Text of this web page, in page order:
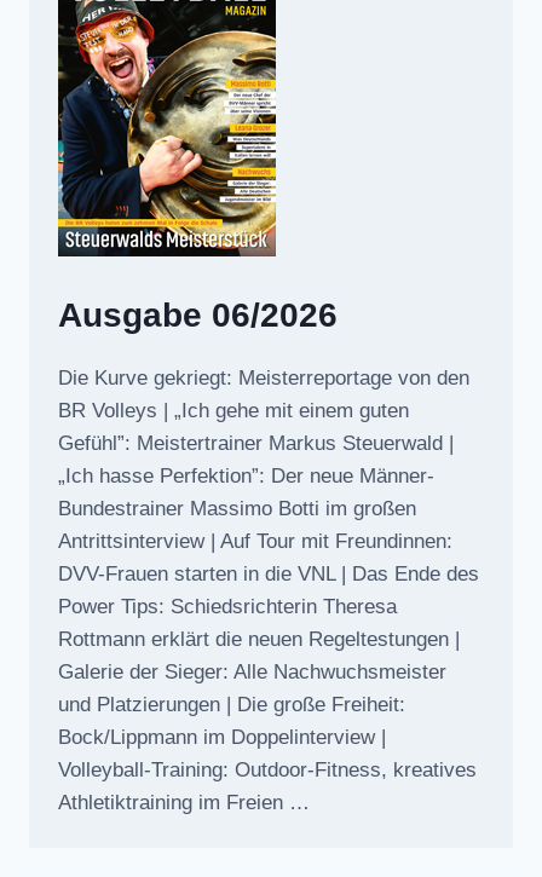
Ausgabe 06/2026
Die Kurve gekriegt: Meisterreportage von den
BR Volleys | „Ich gehe mit einem guten
Gefühl”: Meistertrainer Markus Steuerwald |
„Ich hasse Perfektion”: Der neue Männer-
Bundestrainer Massimo Botti im großen
Antrittsinterview | Auf Tour mit Freundinnen:
DVV-Frauen starten in die VNL | Das Ende des
Power Tips: Schiedsrichterin Theresa
Rottmann erklärt die neuen Regeltestungen |
Galerie der Sieger: Alle Nachwuchsmeister
und Platzierungen | Die große Freiheit:
Bock/Lippmann im Doppelinterview |
Volleyball-Training: Outdoor-Fitness, kreatives
Athletiktraining im Freien …